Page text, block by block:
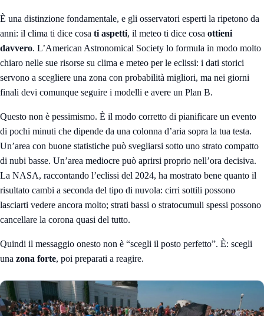
È una distinzione fondamentale, e gli osservatori esperti la ripetono da
anni: il clima ti dice cosa ti aspetti, il meteo ti dice cosa ottieni
davvero. L’American Astronomical Society lo formula in modo molto
chiaro nelle sue risorse su clima e meteo per le eclissi: i dati storici
servono a scegliere una zona con probabilità migliori, ma nei giorni
finali devi comunque seguire i modelli e avere un Plan B.
Questo non è pessimismo. È il modo corretto di pianificare un evento
di pochi minuti che dipende da una colonna d’aria sopra la tua testa.
Un’area con buone statistiche può svegliarsi sotto uno strato compatto
di nubi basse. Un’area mediocre può aprirsi proprio nell’ora decisiva.
La NASA, raccontando l’eclissi del 2024, ha mostrato bene quanto il
risultato cambi a seconda del tipo di nuvola: cirri sottili possono
lasciarti vedere ancora molto; strati bassi o stratocumuli spessi possono
cancellare la corona quasi del tutto.
Quindi il messaggio onesto non è “scegli il posto perfetto”. È: scegli
una zona forte, poi preparati a reagire.